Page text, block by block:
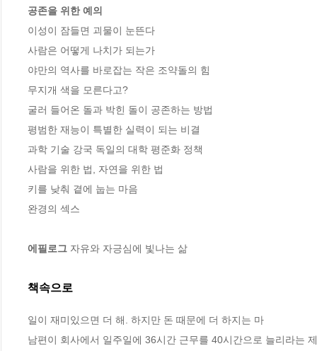
공존을 위한 예의
이성이 잠들면 괴물이 눈뜬다
사람은 어떻게 나치가 되는가
야만의 역사를 바로잡는 작은 조약돌의 힘
무지개 색을 모른다고?
굴러 들어온 돌과 박힌 돌이 공존하는 방법
평범한 재능이 특별한 실력이 되는 비결
과학 기술 강국 독일의 대학 평준화 정책
사람을 위한 법, 자연을 위한 법
키를 낮춰 곁에 눕는 마음
완경의 섹스
에필로그 자유와 자긍심에 빛나는 삶
책속으로
일이 재미있으면 더 해. 하지만 돈 때문에 더 하지는 마
남편이 회사에서 일주일에 36시간 근무를 40시간으로 늘리라는